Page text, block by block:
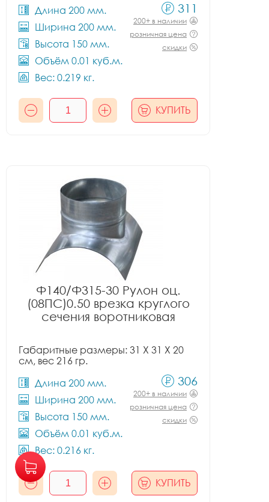
Длина 200 мм.
Ширина 200 мм.
Высота 150 мм.
Объём 0.01 куб.м.
Вес: 0.219 кг.
311
200+ в наличии
розничная цена
скидки
КУПИТЬ
Ф140/Ф315-30 Рулон оц.
(08ПС)0.50 врезка круглого
сечения воротниковая
Габаритные размеры: 31 X 31 X 20
см, вес 216 гр.
Длина 200 мм.
Ширина 200 мм.
Высота 150 мм.
Объём 0.01 куб.м.
Вес: 0.216 кг.
306
200+ в наличии
розничная цена
скидки
КУПИТЬ